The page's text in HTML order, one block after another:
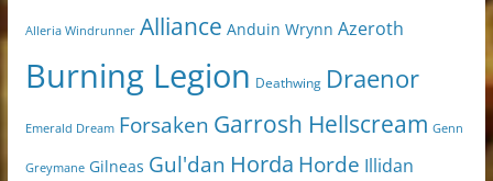
Alleria Windrunner Alliance Anduin Wrynn Azeroth
Burning Legion Deathwing Draenor
Emerald Dream Forsaken Garrosh Hellscream Genn
Greymane Gilneas Gul'dan Horda Horde Illidan